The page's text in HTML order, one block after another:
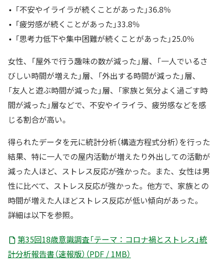
「不安やイライラが続くことがあった」36.8％
「疲労感が続くことがあった」33.8％
「思考力低下や集中困難が続くことがあった」25.0％
女性、「屋外で行う趣味の数が減った」層、「一人でいるさ
びしい時間が増えた」層、「外出する時間が減った」層、
「友人と遊ぶ時間が減った」層、「家族と気分よく過ごす時
間が減った」層などで、不安やイライラ、疲労感などを感
じる割合が高い。
得られたデータを元に統計分析（構造方程式分析）を行った
結果、特に一人での屋内活動が増えたり外出しての活動が
減った人ほど、ストレス反応が強かった。また、女性は男
性に比べて、ストレス反応が強かった。他方で、家族との
時間が増えた人ほどストレス反応が低い傾向があった。
詳細は以下を参照。
第35回18歳意識調査「テーマ：コロナ禍とストレス」統
計分析報告書（速報版）（PDF / 1MB）